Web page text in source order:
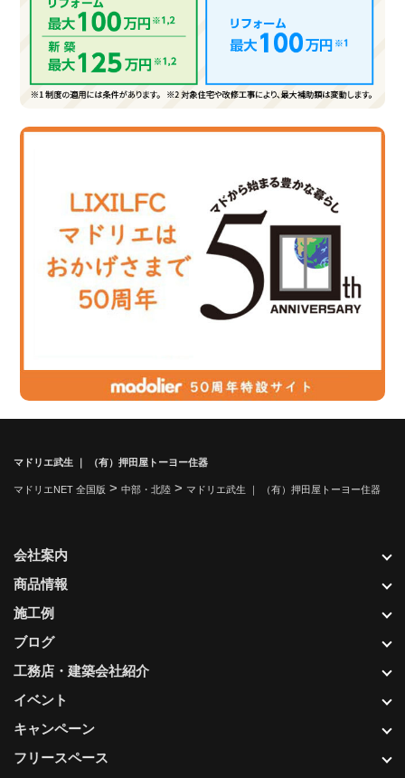
マドリエ武生 ｜ （有）押田屋トーヨー住器
マドリエNET 全国版 > 中部・北陸 > マドリエ武生 ｜ （有）押田屋トーヨー住器
会社案内
商品情報
施工例
ブログ
工務店・建築会社紹介
イベント
キャンペーン
フリースペース